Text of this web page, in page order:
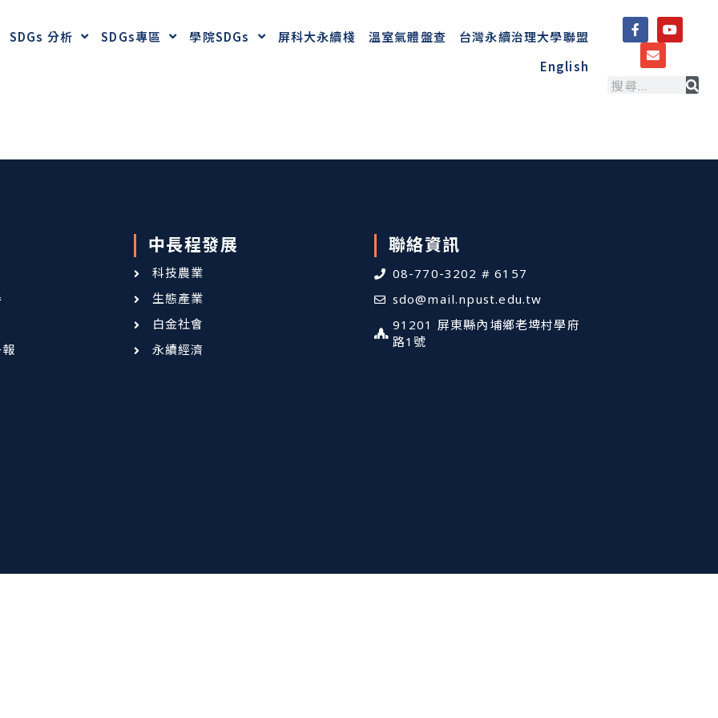
SDGs 分析 SDGs專區 學院SDGs 屏科大永續棧 溫室氣體盤查
台灣永續治理大學聯盟
English
中長程發展
科技農業
生態產業
白金社會
永續經濟
聯絡資訊
08-770-3202 # 6157
sdo@mail.npust.edu.tw
91201 屏東縣內埔鄉老埤村學府
路1號